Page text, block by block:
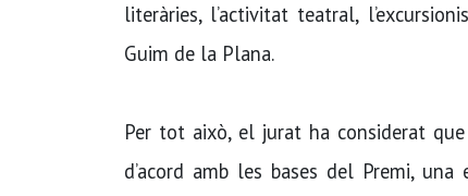
literàries, l’activitat teatral,
Guim de la Plana.
Per tot això, el jurat ha considerat
d’acord amb les bases del Premi,